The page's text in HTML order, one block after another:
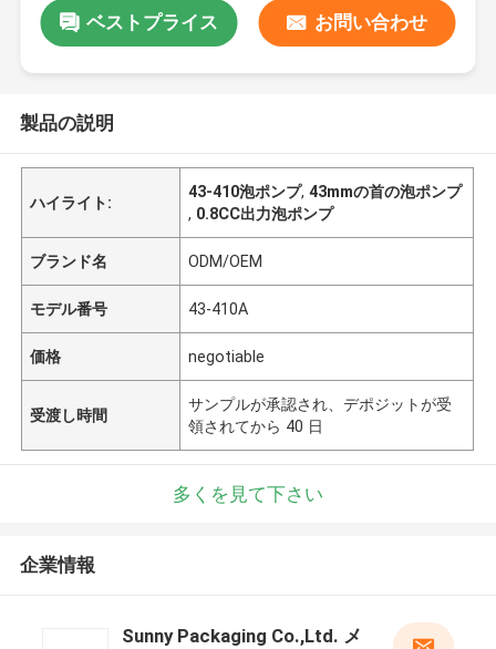
ベストプライス お問い合わせ
製品の説明
ハイライト:
43-410泡ポンプ,43mmの首の泡ポンプ
, 0.8CC出力泡ポンプ
ブランド名 ODM/OEM
モデル番号 43-410A
価格 negotiable
受渡し時間
サンプルが承認され、デポジットが受
領されてから 40 日
多くを見て下さい
企業情報
Sunny Packaging Co.,Ltd. メ